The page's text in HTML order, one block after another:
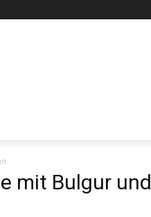
mit Bulgur und